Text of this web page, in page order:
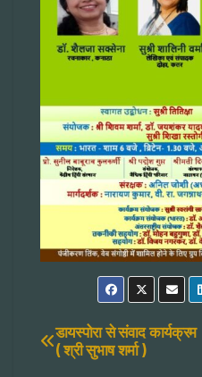
Post
डायस्पोरा से संवाद कार्यक्रम
( श्री सुभाष शर्मा )